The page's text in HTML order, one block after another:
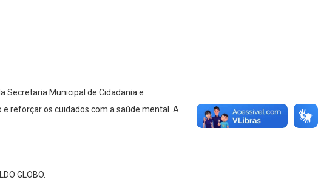
Secretaria Municipal de Cidadania e
reforçar os cuidados com a saúde mental. A
GLOBO.